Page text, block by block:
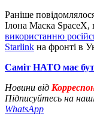
Раніше
Ілона Маска SpaceX,
використанню
Starlink на фронті в
Саміт НАТО має
Новини від
Підписуйтесь на
WhatsApp